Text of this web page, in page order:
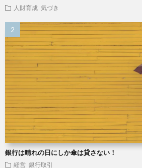
人財育成 気づき
銀行は晴れの日にしか傘は貸さない！
経営 銀行取引